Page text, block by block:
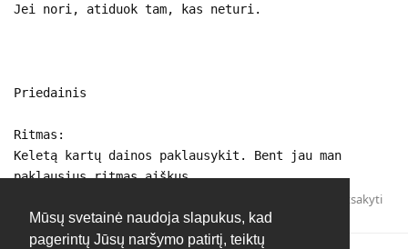
Mūsų svetainė naudoja slapukus, kad
pagerintų Jūsų naršymo patirtį, teiktų
Jei nori, atiduok tam, kas neturi.
Priedainis
Ritmas:
Keletą kartų dainos paklausykit. Bent jau man
paklausius ritmas aiškus.
Atsakyti